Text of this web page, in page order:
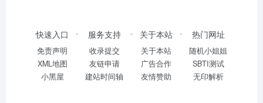
快速入口
免责声明
XML地图
小黑屋
服务支持
收录提交
友链申请
建站时间轴
关于本站
关于本站
广告合作
友情赞助
热门网址
随机小姐姐
SBTI测试
无印解析